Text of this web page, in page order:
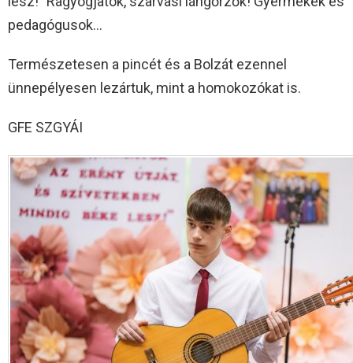
pedagógusok…
Természetesen a pincét és a Bolzát ezennel
ünnepélyesen lezártuk, mint a homokozókat is.
GFE SZGYÁI